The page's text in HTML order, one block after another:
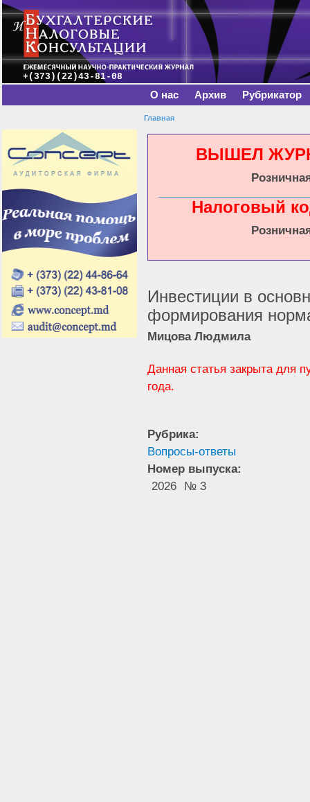
+(373)(22)43-81-08
Главное меню
О нас Архив Рубрикатор
Вы здесь
Главная
ВЫШЕЛ
Налоговый
Инвестиции в
формирования
Мицова Людмила
Данная статья закрыта для
года.
Рубрика:
Вопросы-ответы
Номер выпуска:
2026 № 3